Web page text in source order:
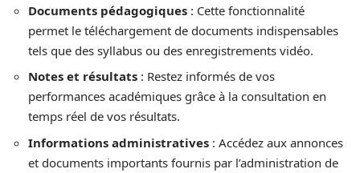
Documents pédagogiques : Cette fonctionnalité
permet le téléchargement de documents indispensables
tels que des syllabus ou des enregistrements vidéo.
Notes et résultats : Restez informés de vos
performances académiques grâce à la consultation en
temps réel de vos résultats.
Informations administratives : Accédez aux annonces
et documents importants fournis par l’administration de